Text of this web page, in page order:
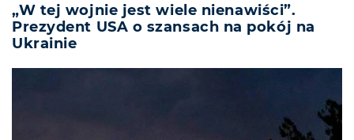
„W tej wojnie jest wiele nienawiści”.
Prezydent USA o szansach na pokój na
Ukrainie